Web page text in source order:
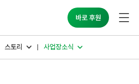
바로 후원
스토리 사업장소식